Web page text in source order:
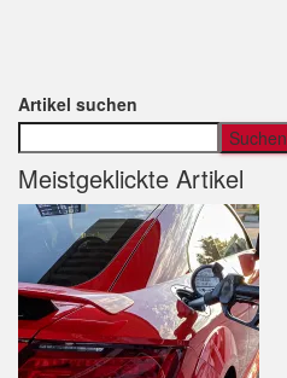
Artikel suchen
Suchen
Meistgeklickte Artikel